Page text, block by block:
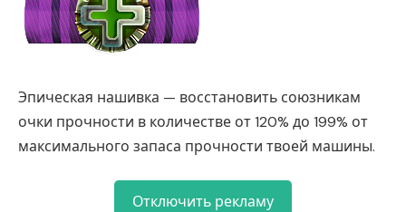
Эпическая нашивка — восстановить союзникам
очки прочности в количестве от 120% до 199% от
максимального запаса прочности твоей машины.
Отключить рекламу